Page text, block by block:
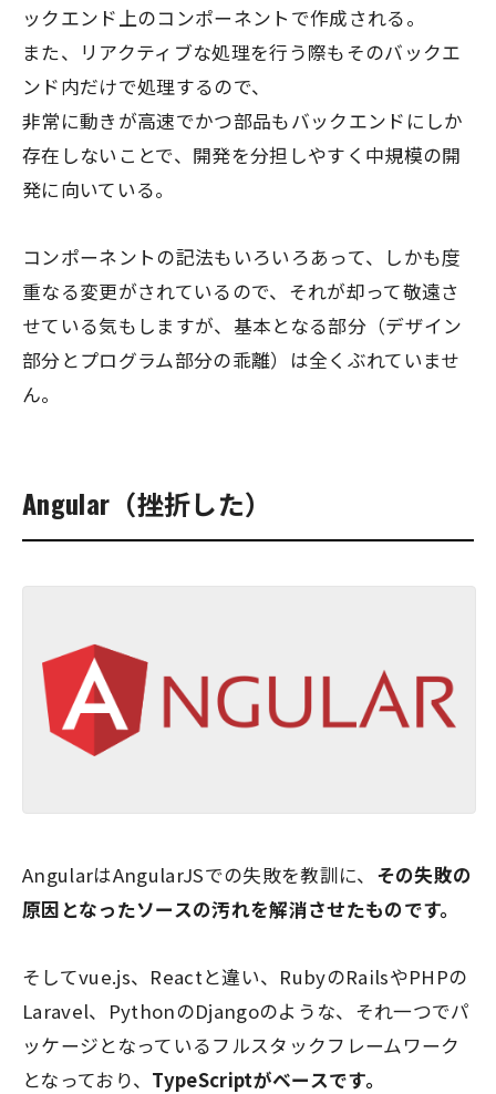
ックエンド上のコンポーネントで作成される。
また、リアクティブな処理を行う際もそのバックエ
ンド内だけで処理するので、
非常に動きが高速でかつ部品もバックエンドにしか
存在しないことで、開発を分担しやすく中規模の開
発に向いている。
コンポーネントの記法もいろいろあって、しかも度
重なる変更がされているので、それが却って敬遠さ
せている気もしますが、基本となる部分（デザイン
部分とプログラム部分の乖離）は全くぶれていませ
ん。
Angular（挫折した）
AngularはAngularJSでの失敗を教訓に、 その失敗の
原因となったソースの汚れを解消させたものです。
そしてvue.js、Reactと違い、RubyのRailsやPHPの
Laravel、PythonのDjangoのような、それ一つでパ
ッケージとなっているフルスタックフレームワーク
となっており、 TypeScriptがベースです。